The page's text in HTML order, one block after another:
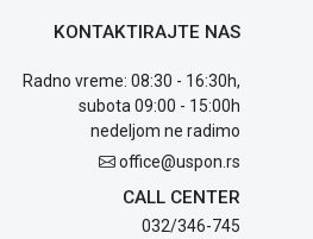
KONTAKTIRAJTE NAS
Radno vreme: 08:30 - 16:30h,
subota 09:00 - 15:00h
nedeljom ne radimo
office@uspon.rs
CALL CENTER
032/346-745